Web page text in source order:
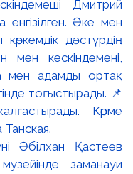
Әбілхан Қастеев
заманауи